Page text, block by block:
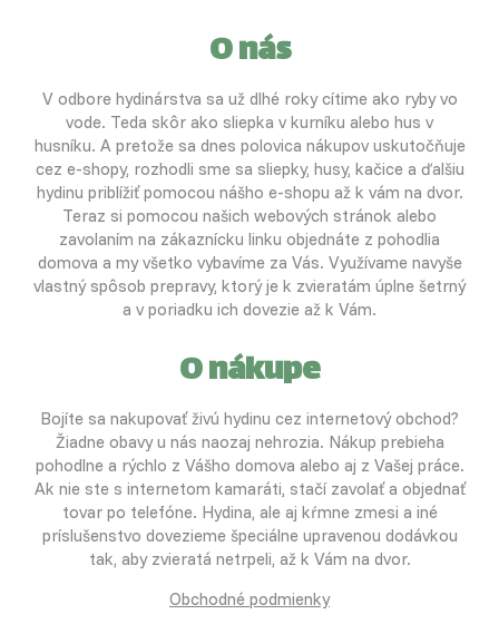
O nás
V odbore hydinárstva sa už dlhé roky cítime ako ryby vo
vode. Teda skôr ako sliepka v kurníku alebo hus v
husníku. A pretože sa dnes polovica nákupov uskutočňuje
cez e-shopy, rozhodli sme sa sliepky, husy, kačice a ďalšiu
hydinu priblížiť pomocou nášho e-shopu až k vám na dvor.
Teraz si pomocou našich webových stránok alebo
zavolaním na zákaznícku linku objednáte z pohodlia
domova a my všetko vybavíme za Vás. Využívame navyše
vlastný spôsob prepravy, ktorý je k zvieratám úplne šetrný
a v poriadku ich dovezie až k Vám.
O nákupe
Bojíte sa nakupovať živú hydinu cez internetový obchod?
Žiadne obavy u nás naozaj nehrozia. Nákup prebieha
pohodlne a rýchlo z Vášho domova alebo aj z Vašej práce.
Ak nie ste s internetom kamaráti, stačí zavolať a objednať
tovar po telefóne. Hydina, ale aj kŕmne zmesi a iné
príslušenstvo dovezieme špeciálne upravenou dodávkou
tak, aby zvieratá netrpeli, až k Vám na dvor.
Obchodné podmienky